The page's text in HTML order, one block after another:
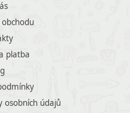
platba
osobních údajů